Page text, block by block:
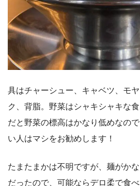
具はチャーシュー、キャベツ、モ
ク、背脂。野菜はシャキシャキな
だと野菜の標高はかなり低めなの
い人はマシをお勧めします！
たまたまかは不明ですが、麺がか
だったので、可能ならデロ柔で食